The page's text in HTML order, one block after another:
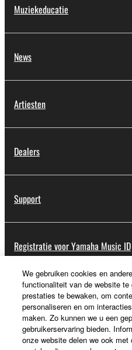
Muziekeducatie
News
Artiesten
Dealers
Support
Registratie voor Yamaha Music ID
Over Yamaha
Nederland / België /
We gebruiken cookies en
functionaliteit van de website te
prestaties te bewaken, om
personaliseren en om
maken. Zo kunnen we u een
gebruikerservaring bieden.
onze website delen we ook met